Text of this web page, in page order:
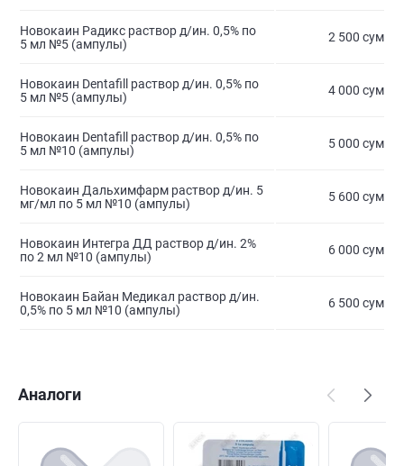
Новокаин Радикс раствор д/ин. 0,5% по
5 мл №5 (ампулы)
2 500 сум
Новокаин Dentafill раствор д/ин. 0,5% по
5 мл №5 (ампулы)
4 000 сум
Новокаин Dentafill раствор д/ин. 0,5% по
5 мл №10 (ампулы)
5 000 сум
Новокаин Дальхимфарм раствор д/ин. 5
мг/мл по 5 мл №10 (ампулы)
5 600 сум
Новокаин Интегра ДД раствор д/ин. 2%
по 2 мл №10 (ампулы)
6 000 сум
Новокаин Байан Медикал раствор д/ин.
0,5% по 5 мл №10 (ампулы)
6 500 сум
Аналоги